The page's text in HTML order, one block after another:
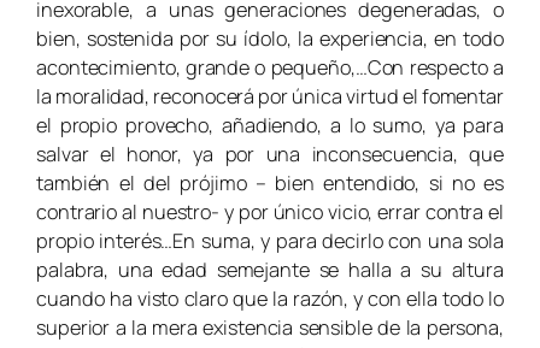
inexorable, a unas generaciones degeneradas, o
bien, sostenida por su ídolo, la experiencia, en todo
acontecimiento, grande o pequeño,…Con respecto a
la moralidad, reconocerá por única virtud el fomentar
el propio provecho, añadiendo, a lo sumo, ya para
salvar el honor, ya por una inconsecuencia, que
también el del prójimo – bien entendido, si no es
contrario al nuestro- y por único vicio, errar contra el
propio interés…En suma, y para decirlo con una sola
palabra, una edad semejante se halla a su altura
cuando ha visto claro que la razón, y con ella todo lo
superior a la mera existencia sensible de la persona,